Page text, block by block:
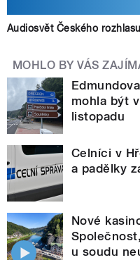
Audiosvět Českého
MOHLO BY VÁS
mohla být
listopadu
Celníci v
a padělky
Nové
u soudu